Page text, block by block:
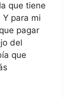
que tiene
para mi
pagar
del
que